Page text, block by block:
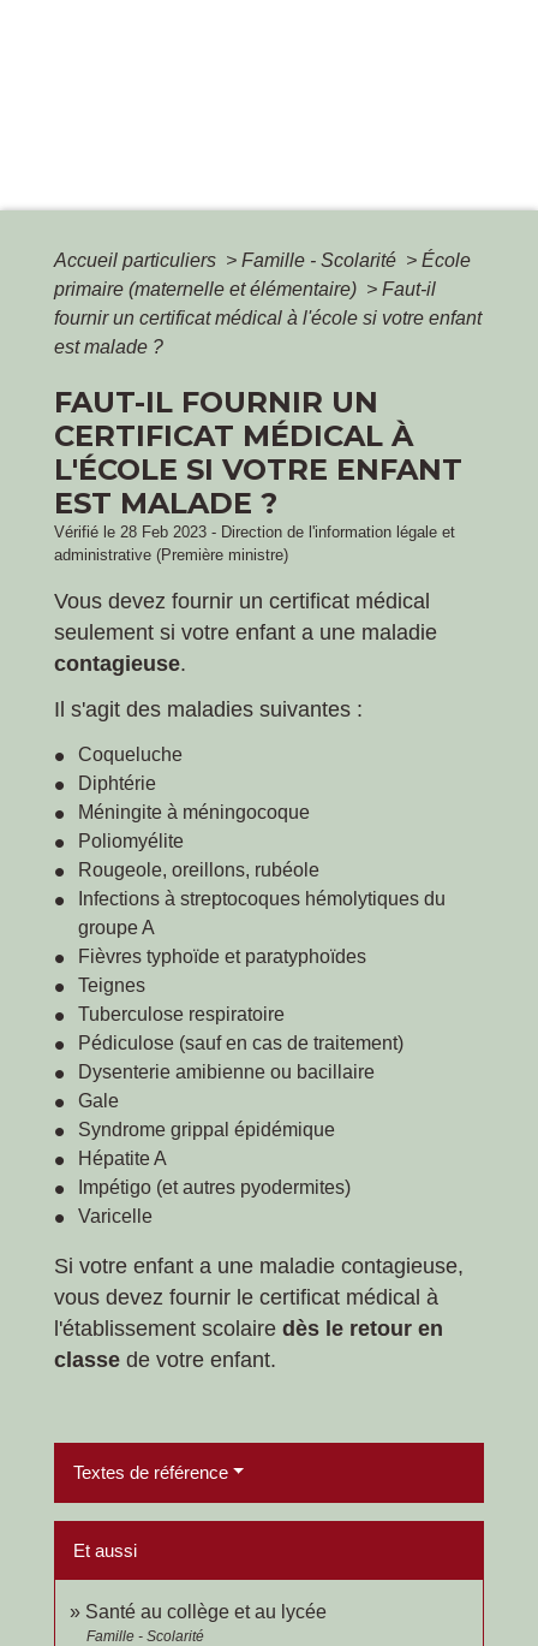
Accueil particuliers > Famille - Scolarité > École
primaire (maternelle et élémentaire) > Faut-il
fournir un certificat médical à l'école si votre enfant
est malade ?
FAUT-IL FOURNIR UN
CERTIFICAT MÉDICAL À
L'ÉCOLE SI VOTRE ENFANT
EST MALADE ?
Vérifié le 28 Feb 2023 - Direction de l'information légale et
administrative (Première ministre)
Vous devez fournir un certificat médical
seulement si votre enfant a une maladie
contagieuse.
Il s'agit des maladies suivantes :
Coqueluche
Diphtérie
Méningite à méningocoque
Poliomyélite
Rougeole, oreillons, rubéole
Infections à streptocoques hémolytiques du
groupe A
Fièvres typhoïde et paratyphoïdes
Teignes
Tuberculose respiratoire
Pédiculose (sauf en cas de traitement)
Dysenterie amibienne ou bacillaire
Gale
Syndrome grippal épidémique
Hépatite A
Impétigo (et autres pyodermites)
Varicelle
Si votre enfant a une maladie contagieuse,
vous devez fournir le certificat médical à
l'établissement scolaire dès le retour en
classe de votre enfant.
Textes de référence
Et aussi
Santé au collège et au lycée
Famille - Scolarité